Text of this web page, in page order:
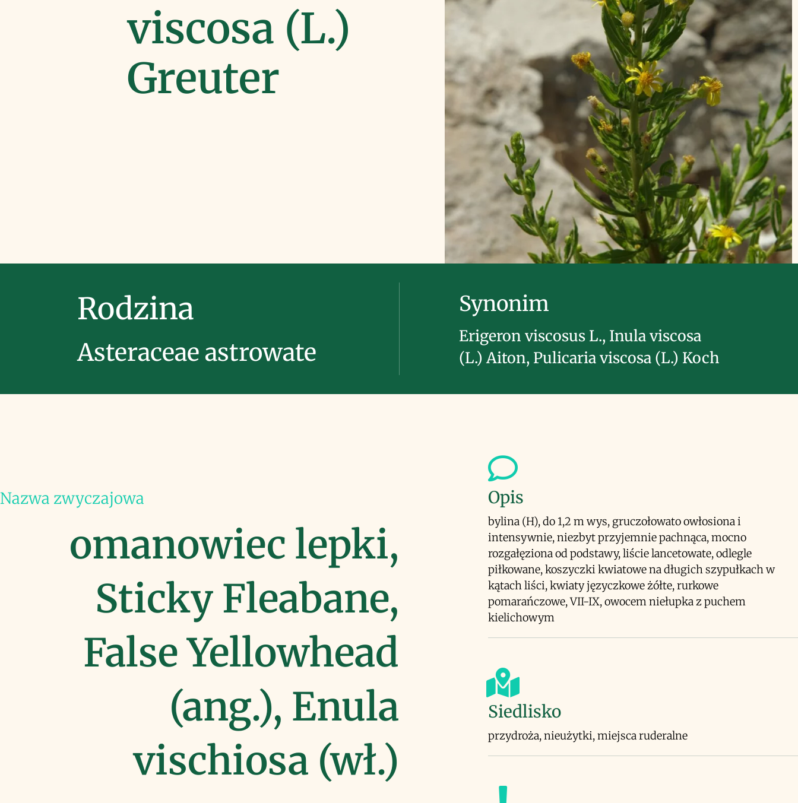
viscosa (L.)
Greuter
Rodzina
Asteraceae astrowate
Synonim
Erigeron viscosus L., Inula viscosa
(L.) Aiton, Pulicaria viscosa (L.) Koch
Nazwa zwyczajowa
omanowiec lepki,
Sticky Fleabane,
False Yellowhead
(ang.), Enula
vischiosa (wł.)
Opis
bylina (H), do 1,2 m wys, gruczołowato owłosiona i
intensywnie, niezbyt przyjemnie pachnąca, mocno
rozgałęziona od podstawy, liście lancetowate, odlegle
piłkowane, koszyczki kwiatowe na długich szypułkach w
kątach liści, kwiaty języczkowe żółte, rurkowe
pomarańczowe, VII-IX, owocem niełupka z puchem
kielichowym
Siedlisko
przydroża, nieużytki, miejsca ruderalne